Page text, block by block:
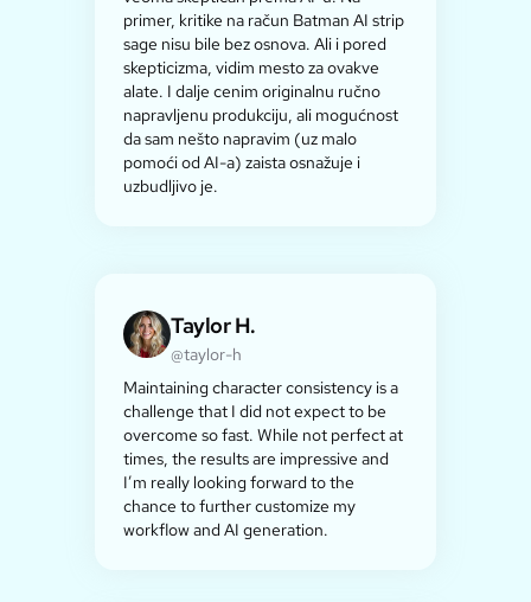
primer, kritike na račun Batman AI strip
sage nisu bile bez osnova. Ali i pored
skepticizma, vidim mesto za ovakve
alate. I dalje cenim originalnu ručno
napravljenu produkciju, ali mogućnost
da sam nešto napravim (uz malo
pomoći od AI-a) zaista osnažuje i
uzbudljivo je.
Taylor H.
@taylor-h
Maintaining character consistency is a
challenge that I did not expect to be
overcome so fast. While not perfect at
times, the results are impressive and
I’m really looking forward to the
chance to further customize my
workflow and AI generation.